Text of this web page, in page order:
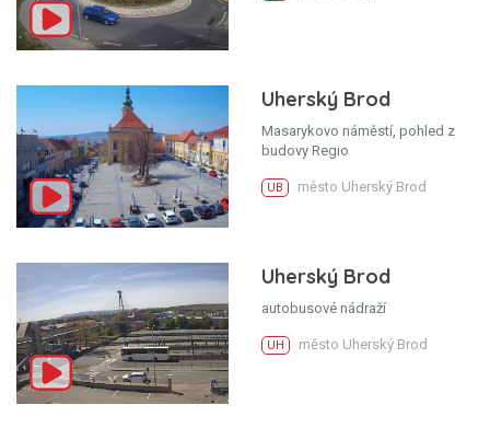
Uherský Brod
Masarykovo náměstí, pohled z
budovy Regio
UB město Uherský Brod
Uherský Brod
autobusové nádraží
UH město Uherský Brod